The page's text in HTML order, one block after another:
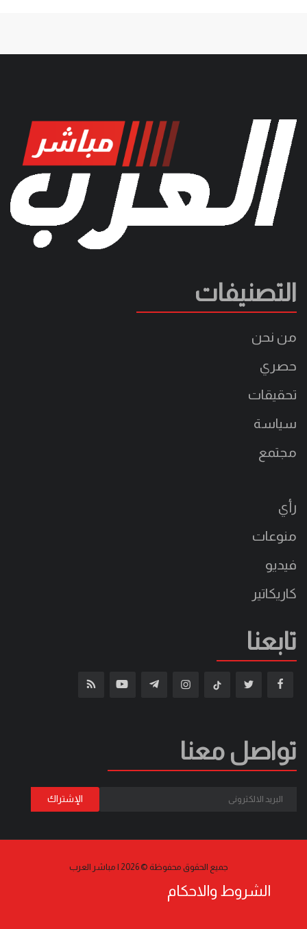
التصنيفات
من نحن
حصري
تحقيقات
سياسة
مجتمع
رأي
منوعات
فيديو
كاريكاتير
تابعنا
تواصل معنا
جميع الحقوق محفوظة © 2026 | مباشر العرب
الشروط والاحكام